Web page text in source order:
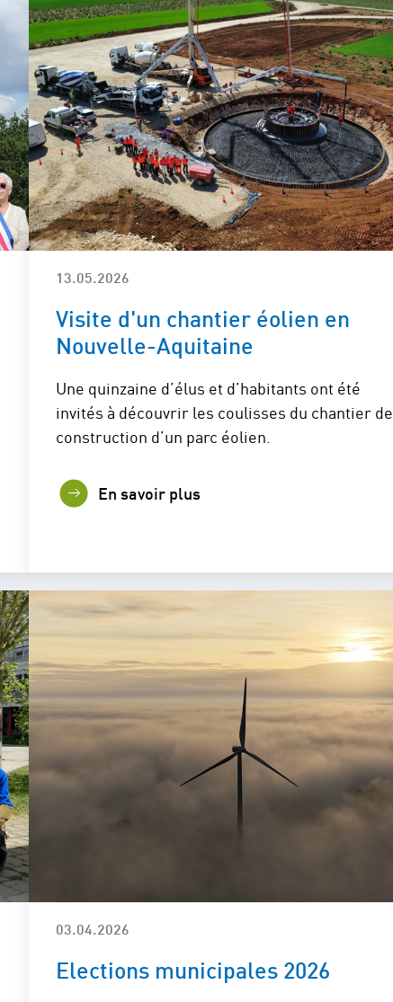
13.05.2026
Visite d'un chantier éolien en
Nouvelle-Aquitaine
Une quinzaine d’élus et d’habitants ont été
invités à découvrir les coulisses du chantier de
construction d’un parc éolien.
En savoir plus
03.04.2026
Elections municipales 2026